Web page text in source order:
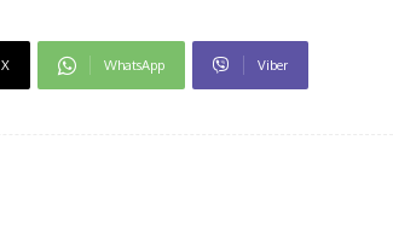
X WhatsApp Viber